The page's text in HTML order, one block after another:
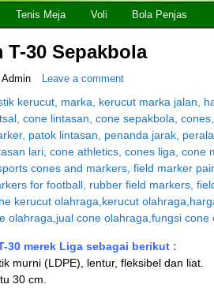
Berkualitas Dengan Harga Yang Murah
Tenis Meja Voli Bola Penjas
T-30 Sepakbola
Admin Leave a comment
30 merek Liga sebagai berikut :
murni (LDPE), lentur, fleksibel dan liat.
30 cm.